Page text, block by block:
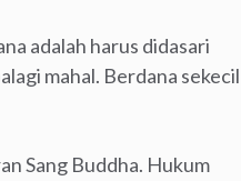
adalah harus didasari
mahal. Berdana sekecil
Sang Buddha. Hukum